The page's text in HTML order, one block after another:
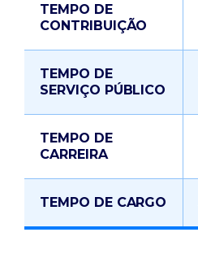
TEMPO DE
CONTRIBUIÇÃO
TEMPO DE
SERVIÇO PÚBLICO
TEMPO DE
CARREIRA
TEMPO DE CARGO